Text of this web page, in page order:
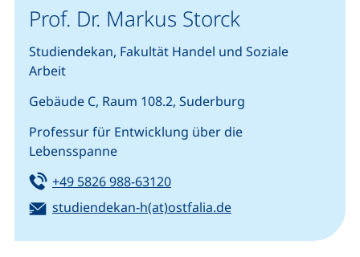
Prof. Dr. Markus Storck
Studiendekan, Fakultät Handel und Soziale
Arbeit
Gebäude C, Raum 108.2, Suderburg
Professur für Entwicklung über die
Lebensspanne
Tel:
+49 5826 988-63120(startet einen Telefonanruf,
E-Mail:
studiendekan-h(at)ostfalia.de(öffnet Ihr E-Mail-